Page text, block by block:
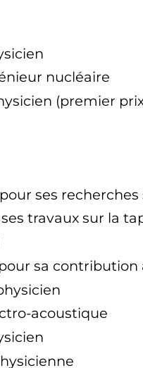
nucléaire
(premier
ses
travaux sur la
sa contribution
acoustique